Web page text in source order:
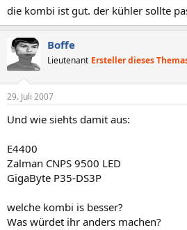
die kombi ist gut. der kühler sollte
Boffe
Lieutenant Ersteller dieses
29. Juli 2007
Und wie siehts damit aus:
E4400
Zalman CNPS 9500 LED
GigaByte P35-DS3P
welche kombi is besser?
Was würdet ihr anders machen?